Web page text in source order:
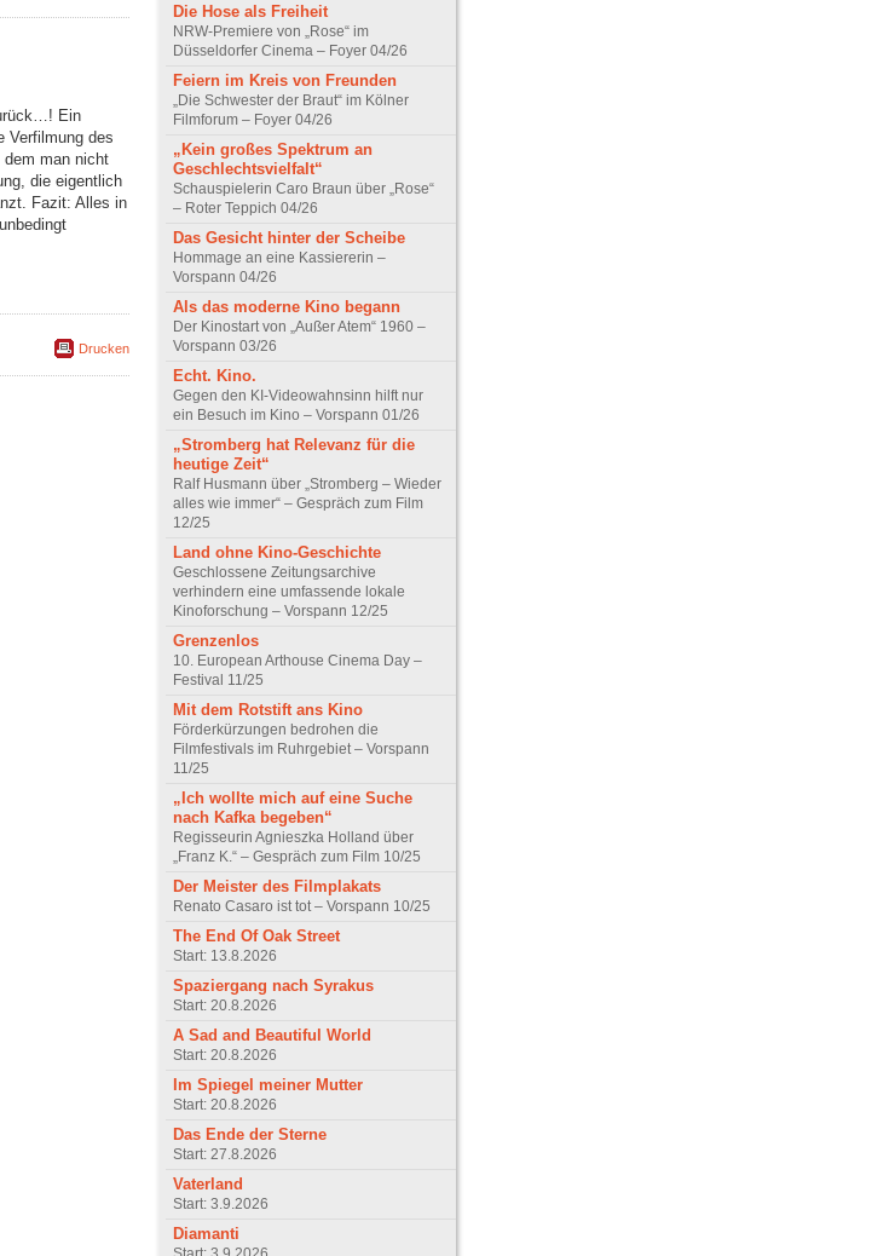
Ein
Verfilmung des
dem man nicht
die eigentlich
Fazit: Alles in
Drucken
Die Hose als Freiheit
NRW-Premiere von „Rose“ im
Düsseldorfer Cinema – Foyer 04/26
Feiern im Kreis von Freunden
„Die Schwester der Braut“ im Kölner
Filmforum – Foyer 04/26
„Kein großes Spektrum an
Geschlechtsvielfalt“
Schauspielerin Caro Braun über „Rose“
– Roter Teppich 04/26
Das Gesicht hinter der Scheibe
Hommage an eine Kassiererin –
Vorspann 04/26
Als das moderne Kino begann
Der Kinostart von „Außer Atem“ 1960 –
Vorspann 03/26
Echt. Kino.
Gegen den KI-Videowahnsinn hilft nur
ein Besuch im Kino – Vorspann 01/26
„Stromberg hat Relevanz für die
heutige Zeit“
Ralf Husmann über „Stromberg – Wieder
alles wie immer“ – Gespräch zum Film
12/25
Land ohne Kino-Geschichte
Geschlossene Zeitungsarchive
verhindern eine umfassende lokale
Kinoforschung – Vorspann 12/25
Grenzenlos
10. European Arthouse Cinema Day –
Festival 11/25
Mit dem Rotstift ans Kino
Förderkürzungen bedrohen die
Filmfestivals im Ruhrgebiet – Vorspann
11/25
„Ich wollte mich auf eine Suche
nach Kafka begeben“
Regisseurin Agnieszka Holland über
„Franz K.“ – Gespräch zum Film 10/25
Der Meister des Filmplakats
Renato Casaro ist tot – Vorspann 10/25
The End Of Oak Street
Start: 13.8.2026
Spaziergang nach Syrakus
Start: 20.8.2026
A Sad and Beautiful World
Start: 20.8.2026
Im Spiegel meiner Mutter
Start: 20.8.2026
Das Ende der Sterne
Start: 27.8.2026
Vaterland
Start: 3.9.2026
Diamanti